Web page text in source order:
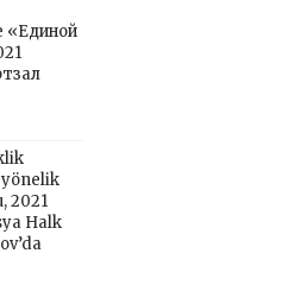
«Единой
2021
Halk